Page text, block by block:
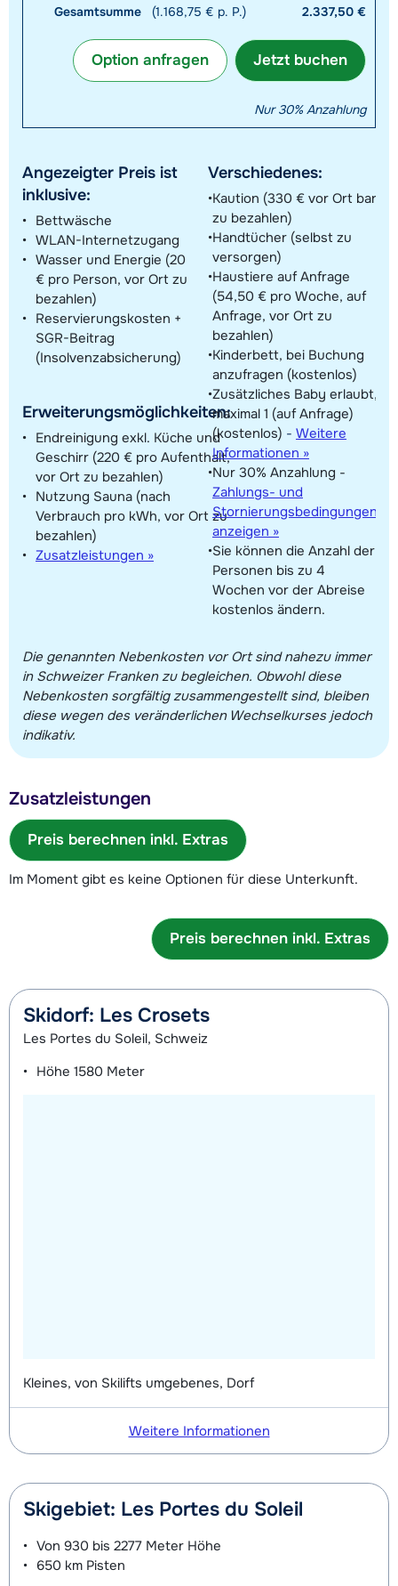
Gesamtsumme (1.168,75 € p. P.) 2.337,50 €
Jetzt buchen
Option anfragen
Nur 30% Anzahlung
Angezeigter Preis ist
inklusive:
Bettwäsche
WLAN-Internetzugang
Wasser und Energie (20
€ pro Person, vor Ort zu
bezahlen)
Reservierungskosten +
SGR-Beitrag
(Insolvenzabsicherung)
Erweiterungsmöglichkeiten:
Endreinigung exkl. Küche und
Geschirr (220 € pro Aufenthalt,
vor Ort zu bezahlen)
Nutzung Sauna (nach
Verbrauch pro kWh, vor Ort zu
bezahlen)
Zusatzleistungen »
Verschiedenes:
Kaution (330 € vor Ort bar
zu bezahlen)
Handtücher (selbst zu
versorgen)
Haustiere auf Anfrage
(54,50 € pro Woche, auf
Anfrage, vor Ort zu
bezahlen)
Kinderbett, bei Buchung
anzufragen (kostenlos)
Zusätzliches Baby erlaubt,
maximal 1 (auf Anfrage)
(kostenlos) - Weitere
Informationen »
Nur 30% Anzahlung -
Zahlungs- und
Stornierungsbedingungen
anzeigen »
Sie können die Anzahl der
Personen bis zu 4
Wochen vor der Abreise
kostenlos ändern.
Die genannten Nebenkosten vor Ort sind nahezu immer
in Schweizer Franken zu begleichen. Obwohl diese
Nebenkosten sorgfältig zusammengestellt sind, bleiben
diese wegen des veränderlichen Wechselkurses jedoch
indikativ.
Zusatzleistungen
Preis berechnen inkl. Extras
Im Moment gibt es keine Optionen für diese Unterkunft.
Preis berechnen inkl. Extras
Skidorf: Les Crosets
Les Portes du Soleil, Schweiz
Höhe 1580 Meter
Kleines, von Skilifts umgebenes, Dorf
Weitere Informationen
Skigebiet: Les Portes du Soleil
Von 930 bis 2277 Meter Höhe
650 km Pisten